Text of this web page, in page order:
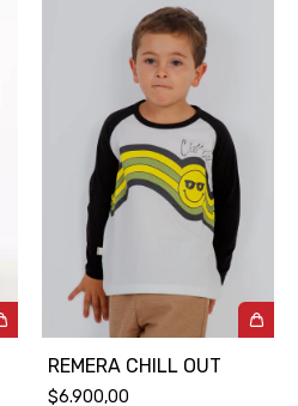
REMERA CHILL OUT
$6.900,00